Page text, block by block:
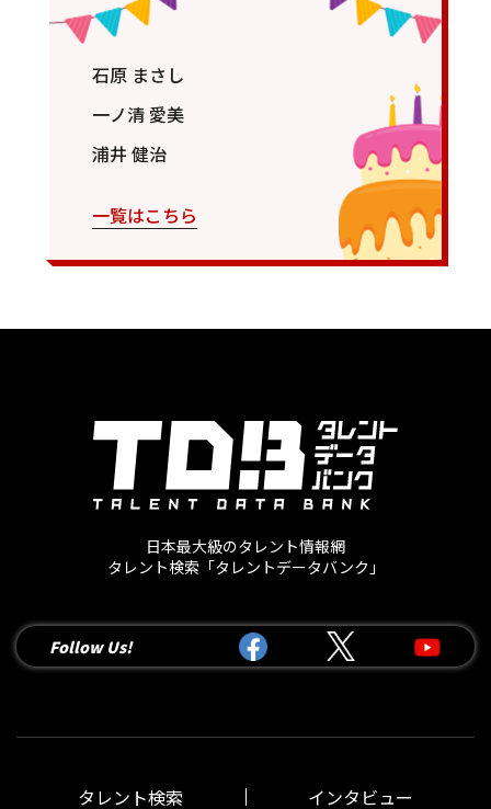
石原 まさし
一ノ清 愛美
浦井 健治
一覧はこちら
日本最大級のタレント情報網
タレント検索「タレントデータバンク」
Follow Us!
タレント検索 インタビュー